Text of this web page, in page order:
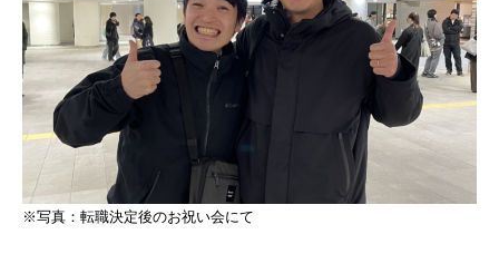
※写真：転職決定後のお祝い会にて